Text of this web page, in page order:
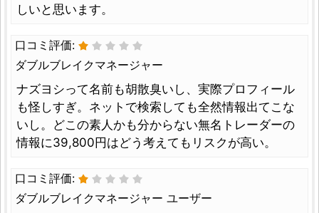
しいと思います。
口コミ評価:
ダブルブレイクマネージャー
ナズヨシって名前も胡散臭いし、実際プロフィール
も怪しすぎ。ネットで検索しても全然情報出てこな
いし。どこの素人かも分からない無名トレーダーの
情報に39,800円はどう考えてもリスクが高い。
口コミ評価:
ダブルブレイクマネージャー ユーザー